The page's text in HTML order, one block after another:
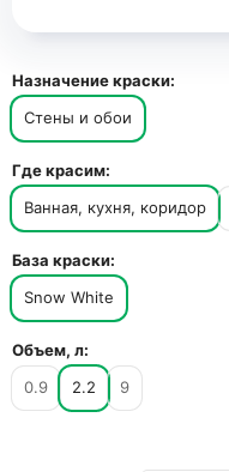
Назначение краски:
Стены и обои
Где красим:
Ванная, кухня, коридор
База краски:
Snow White
Объем, л:
0.9
2.2 9